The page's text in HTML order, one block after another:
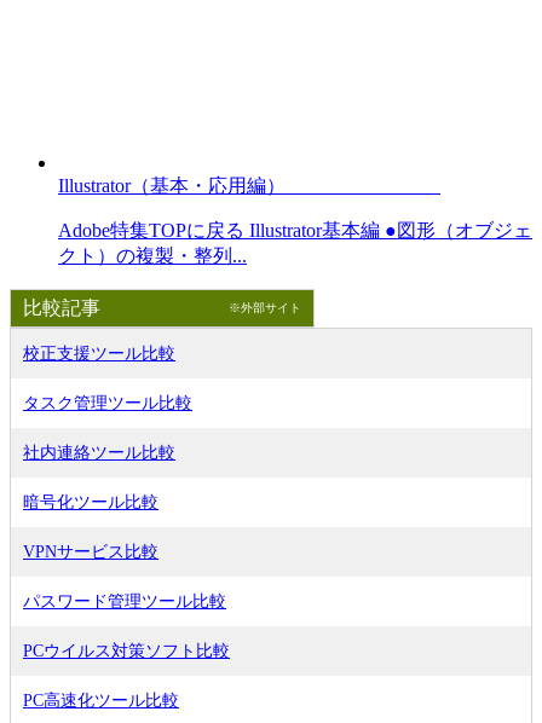
Illustrator（基本・応用編）
Adobe特集TOPに戻る Illustrator基本編 ●図形（オブジェ
クト）の複製・整列...
比較記事 ※外部サイト
校正支援ツール比較
タスク管理ツール比較
社内連絡ツール比較
暗号化ツール比較
VPNサービス比較
パスワード管理ツール比較
PCウイルス対策ソフト比較
PC高速化ツール比較